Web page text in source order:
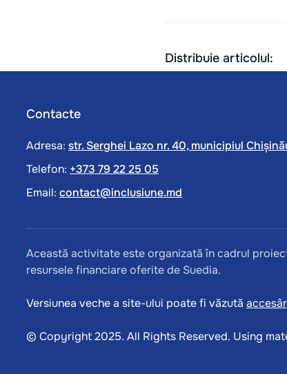
Distribuie articolul:
Contacte
Adresa: str. Serghei Lazo nr. 40, municipiul
Telefon: +373 79 22 25 05
Email: contact@inclusiune.md
Această activitate este organizată în cadrul
resursele financiare oferite de Suedia.
Versiunea veche a site-ului poate fi văzută
© Copyright 2025. All Rights Reserved. Using